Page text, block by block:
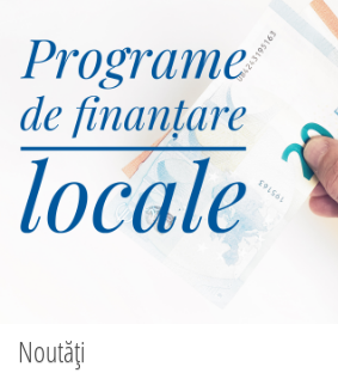
Noutăți